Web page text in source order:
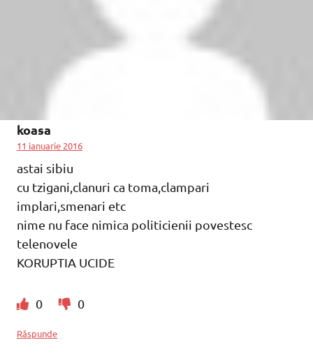
koasa
11 ianuarie 2016
astai sibiu
cu tzigani,clanuri ca toma,clampari
implari,smenari etc
nime nu face nimica politicienii povestesc
telenovele
KORUPTIA UCIDE
0 0
Răspunde